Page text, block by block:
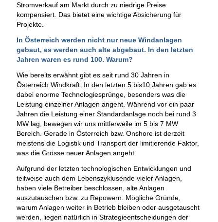
Stromverkauf am Markt durch zu niedrige Preise
kompensiert. Das bietet eine wichtige Absicherung für
Projekte.
In Österreich werden nicht nur neue Windanlagen
gebaut, es werden auch alte abgebaut. In den letzten
Jahren waren es rund 100. Warum?
Wie bereits erwähnt gibt es seit rund 30 Jahren in
Österreich Windkraft. In den letzten 5 bis10 Jahren gab es
dabei enorme Technologiesprünge, besonders was die
Leistung einzelner Anlagen angeht. Während vor ein paar
Jahren die Leistung einer Standardanlage noch bei rund 3
MW lag, bewegen wir uns mittlerweile im 5 bis 7 MW
Bereich. Gerade in Österreich bzw. Onshore ist derzeit
meistens die Logistik und Transport der limitierende Faktor,
was die Grösse neuer Anlagen angeht.
Aufgrund der letzten technologischen Entwicklungen und
teilweise auch dem Lebenszyklusende vieler Anlagen,
haben viele Betreiber beschlossen, alte Anlagen
auszutauschen bzw. zu Repowern. Mögliche Gründe,
warum Anlagen weiter in Betrieb bleiben oder ausgetauscht
werden, liegen natürlich in Strategieentscheidungen der